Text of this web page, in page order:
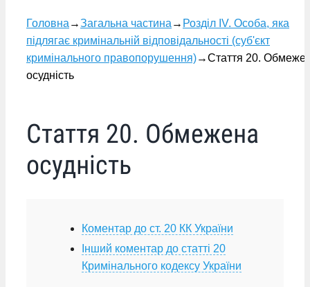
Головна →Загальна частина → Розділ IV. Особа, яка
підлягає кримінальній відповідальності (суб'єкт
кримінального правопорушення)→Стаття 20.
осудність
Стаття 20. Обмежена
осудність
Коментар до ст. 20 КК України
Інший коментар до статті 20
Кримінального кодексу України